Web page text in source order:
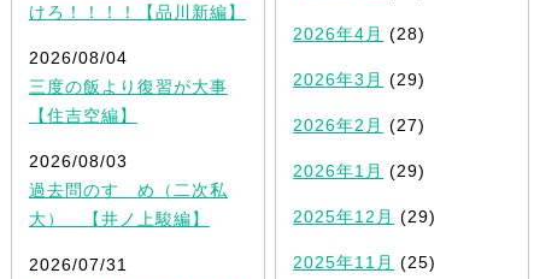
けろ！！！！【品川新編】
2026/08/04
三度の飯より復習が大事
【住吉空編】
2026/08/03
過去問のすゝめ（二次私
大） 【井ノ上駿編】
2026/07/31
2026年4月 (28)
2026年3月 (29)
2026年2月 (27)
2026年1月 (29)
2025年12月 (29)
2025年11月 (25)